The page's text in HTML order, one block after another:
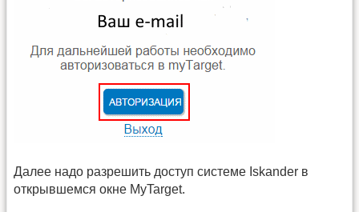
Далее надо разрешить доступ системе Iskander в
открывшемся окне MyTarget.